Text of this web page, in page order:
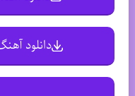
دانلود